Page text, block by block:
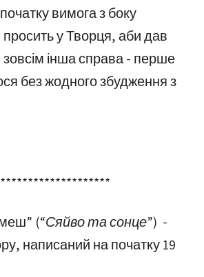
вимога з боку
у Творця, аби дав
зовсім інша справа - перше
без жодного збудження з
(“Сяйво та сонце”) -
написаний на початку 19